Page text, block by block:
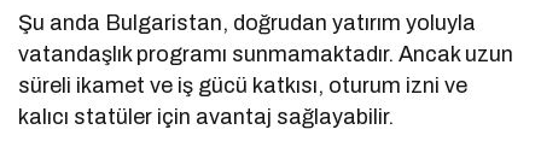
Şu anda Bulgaristan, doğrudan yatırım yoluyla
vatandaşlık programı sunmamaktadır. Ancak uzun
süreli ikamet ve iş gücü katkısı, oturum izni ve
kalıcı statüler için avantaj sağlayabilir.